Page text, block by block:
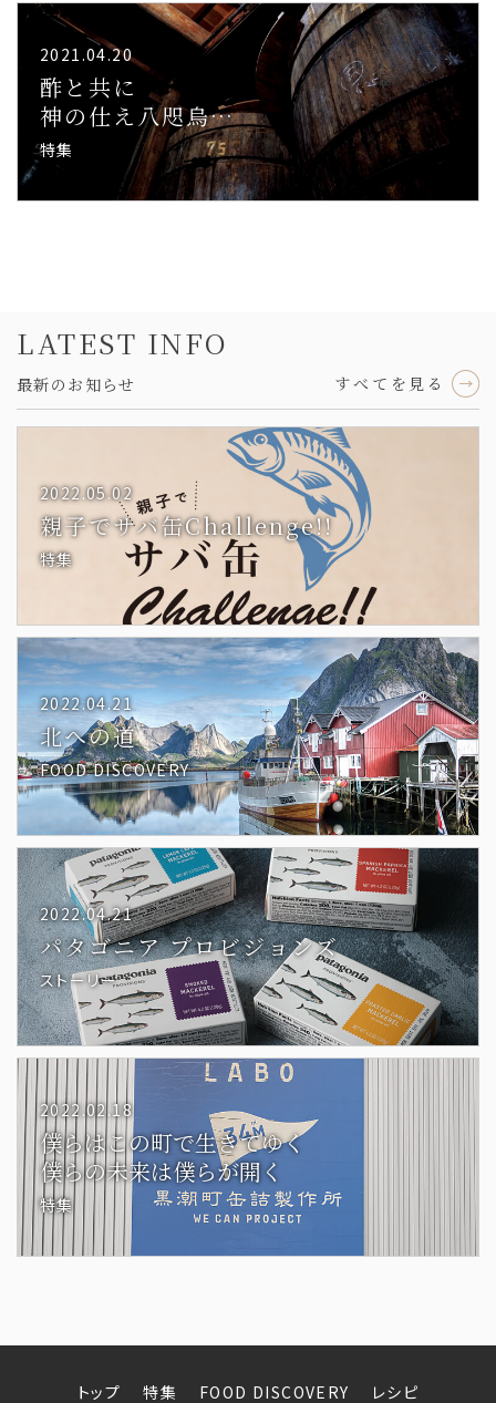
2021.04.20
酢と共に
神の仕え八咫烏…
特集
LATEST INFO
最新のお知らせ すべてを見る
2022.05.02
親子でサバ缶Challenge!!
特集
2022.04.21
北への道
FOOD DISCOVERY
2022.04.21
パタゴニアプロビジョンズ
ストーリー
2022.02.18
僕らはこの町で生きてゆく
僕らの未来は僕らが開く
特集
トップ 特集 FOOD DISCOVERY レシピ